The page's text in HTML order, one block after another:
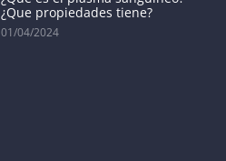
¿Que propiedades tiene?
01/04/2024